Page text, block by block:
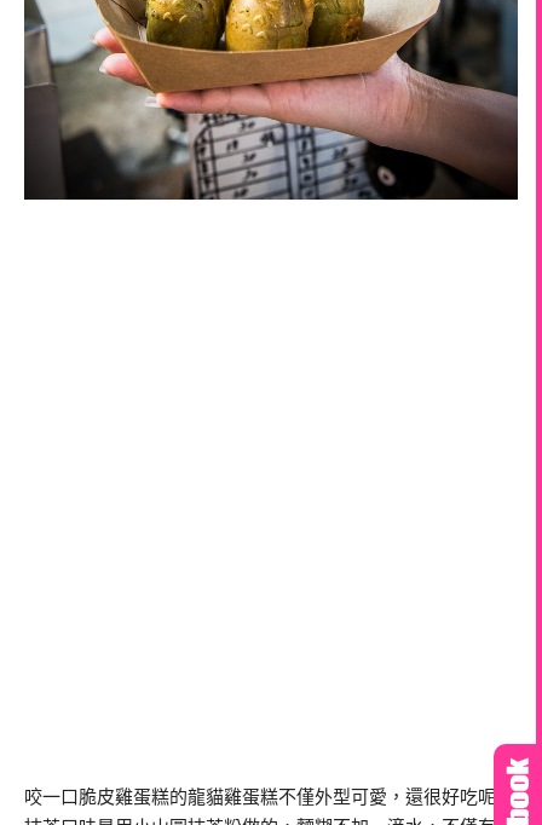
咬一口脆皮雞蛋糕的龍貓雞蛋糕不僅外型可愛，還很好吃呢，